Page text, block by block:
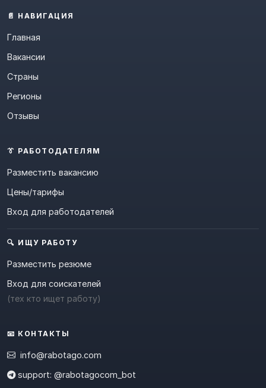
📄 НАВИГАЦИЯ
Главная
Вакансии
Страны
Регионы
Отзывы
👔 РАБОТОДАТЕЛЯМ
Разместить вакансию
Цены/тарифы
Вход для работодателей
🔍 ИЩУ РАБОТУ
Разместить резюме
Вход для соискателей
(тех кто ищет работу)
📧 КОНТАКТЫ
info@rabotago.com
support: @rabotagocom_bot